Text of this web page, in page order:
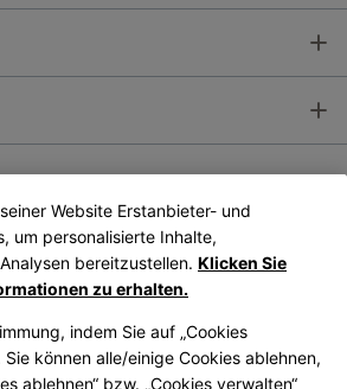
Bose App
Bose Connect
App
Website Erstanbieter- und
um personalisierte Inhalte,
bereitzustellen. Klicken Sie
zu erhalten.
indem Sie auf „Cookies
können alle/einige Cookies ablehnen,
ablehnen“ bzw. „Cookies verwalten“